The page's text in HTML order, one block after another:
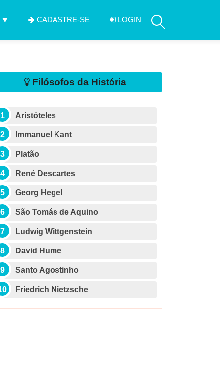
CADASTRE-SE LOGIN
Filósofos da História
Aristóteles
Immanuel Kant
Platão
René Descartes
Georg Hegel
São Tomás de Aquino
Ludwig Wittgenstein
David Hume
Santo Agostinho
Friedrich Nietzsche